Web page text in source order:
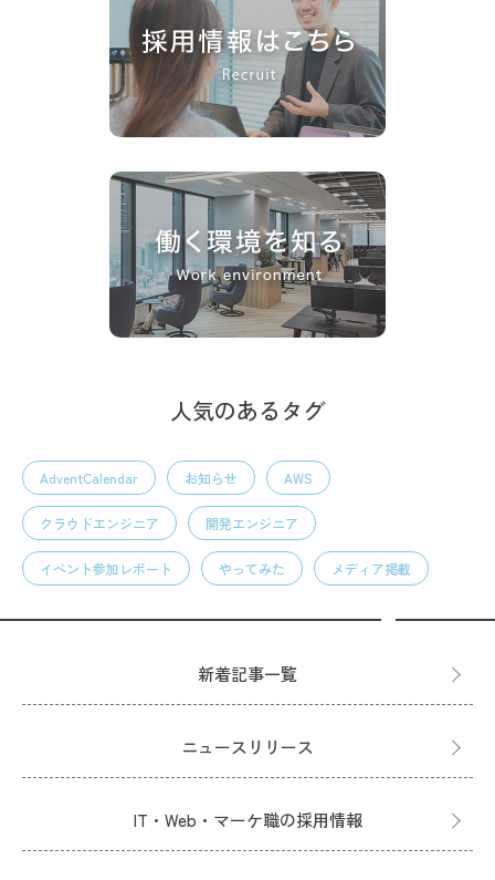
人気のあるタグ
AdventCalendar お知らせ AWS
クラウドエンジニア 開発エンジニア
イベント参加レポート やってみた メディア掲載
新着記事一覧
ニュースリリース
IT・Web・マーケ職の採用情報